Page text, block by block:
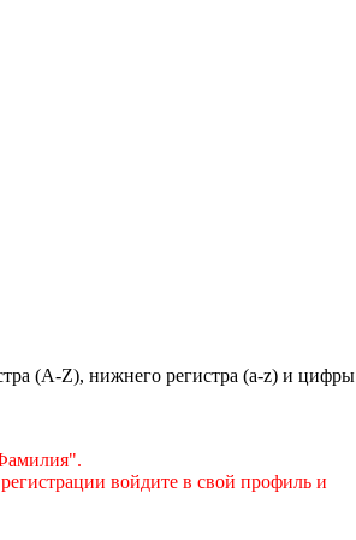
(A-Z), нижнего регистра (a-z) и цифры
войдите в свой профиль и